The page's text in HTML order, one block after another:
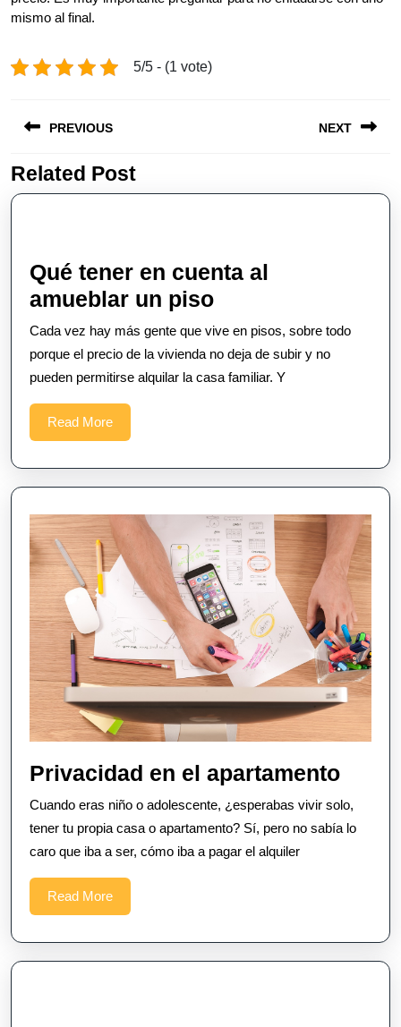
mismo al final.
5/5 - (1 vote)
navigation
PREVIOUS
Previous
post:
NEXT
post:
Related Post
Qué tener en cuenta al
amueblar un pisoQué
tener
en
cuenta
piso
Cada vez hay más gente que vive en pisos, sobre todo
porque el precio de la vivienda no deja de subir y no
pueden permitirse alquilar la casa familiar. Y
Read MoreRead
More
Privacidad en el apartamento
en
el
Cuando eras niño o adolescente, ¿esperabas vivir solo,
tener tu propia casa o apartamento? Sí, pero no sabía lo
caro que iba a ser, cómo iba a pagar el alquiler
Read MoreRead
More